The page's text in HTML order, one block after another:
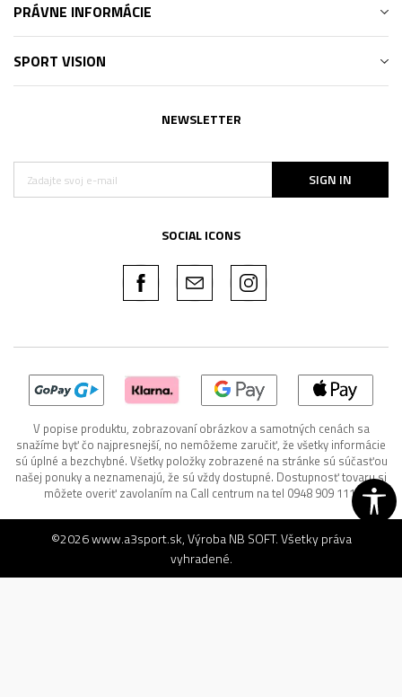
PRÁVNE INFORMÁCIE
SPORT VISION
NEWSLETTER
SIGN IN
SOCIAL ICONS
V popise produktu, zobrazovaní obrázkov a samotných cenách sa
snažíme byť čo najpresnejší, no nemôžeme zaručiť, že všetky informácie
sú úplné a bezchybné. Všetky položky zobrazené na stránke sú súčasťou
našej ponuky a neznamenajú, že sú vždy dostupné. Dostupnosť tovaru si
môžete overiť zavolaním na Call centrum na tel 0948 909 111.
©2026www.a3sport.sk, VýrobaNB SOFT. Všetky práva
vyhradené.